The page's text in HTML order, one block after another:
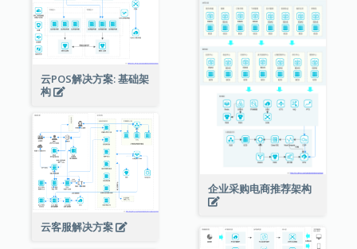
企业采购电商推荐架构
云POS解决方案: 基础架
构
云客服解决方案